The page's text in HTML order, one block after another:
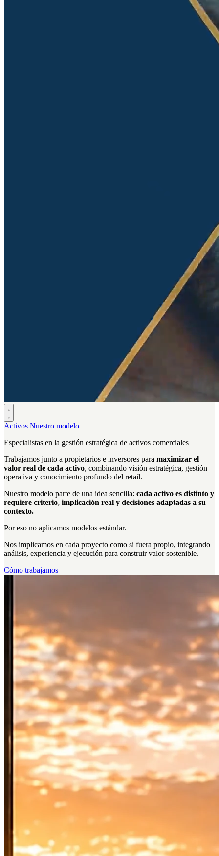
Activos Nuestro modelo
Especialistas en la gestión estratégica de activos comerciales
Trabajamos junto a propietarios e inversores para maximizar el
valor real de cada activo, combinando visión estratégica, gestión
operativa y conocimiento profundo del retail.
Nuestro modelo parte de una idea sencilla: cada activo es distinto y
requiere criterio, implicación real y decisiones adaptadas a su
contexto.
Por eso no aplicamos modelos estándar.
Nos implicamos en cada proyecto como si fuera propio, integrando
análisis, experiencia y ejecución para construir valor sostenible.
Cómo trabajamos